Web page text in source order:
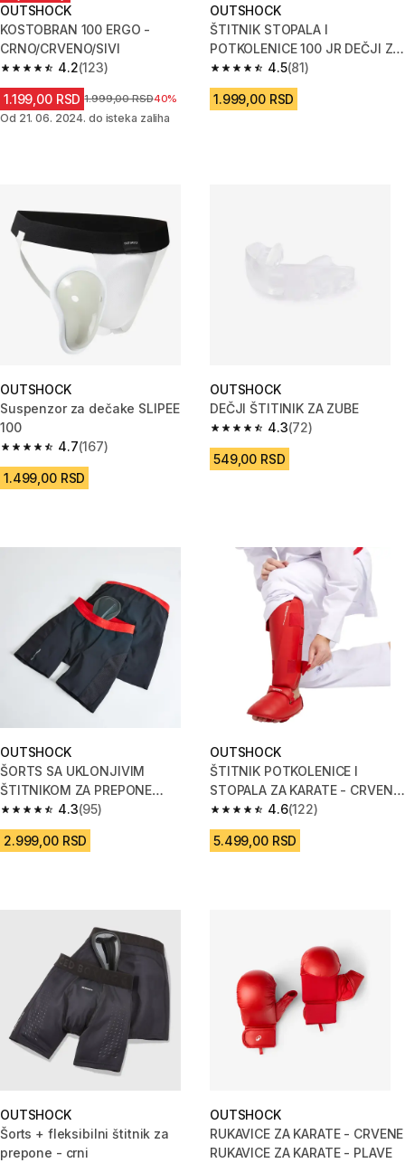
OUTSHOCK
KOSTOBRAN 100 ERGO -
CRNO/CRVENO/SIVI
4.2
4.2 od 5 zvezdica from 123 Recenzije
(123)
1.199,00 RSD Cena pre sniženja
1.999,00 RSD40%
Od 21. 06. 2024. do isteka zaliha
OUTSHOCK
ŠTITNIK STOPALA I
POTKOLENICE 100 JR DEČJI ZA
KIK BOKS 4.5
4.5 od 5 zvezdica from 81
(81)
1.999,00 RSD
OUTSHOCK
Suspenzor za dečake SLIPEE
100
4.7
4.7 od 5 zvezdica from 167 Recenzije
(167)
1.499,00 RSD
OUTSHOCK
DEČJI ŠTITINIK ZA ZUBE
4.3
4.3 od 5 zvezdica from 72
(72)
549,00 RSD
OUTSHOCK
ŠORTS SA UKLONJIVIM
ŠTITNIKOM ZA PREPONE
ŽENSKI 500
4.3
4.3 od 5 zvezdica from 95 Recenzije
(95)
2.999,00 RSD
OUTSHOCK
ŠTITNIK POTKOLENICE I
STOPALA ZA KARATE - CRVENI
ŠTITNIK POTKOLENICE I
STOPALA
4.6
4.6 od 5 zvezdica from 122
(122)
5.499,00 RSD
OUTSHOCK
Šorts + fleksibilni štitnik za
prepone - crni
OUTSHOCK
RUKAVICE ZA KARATE - CRVENE
RUKAVICE ZA KARATE - PLAVE